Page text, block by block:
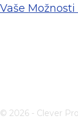
Vaše
© 2026 - Clever